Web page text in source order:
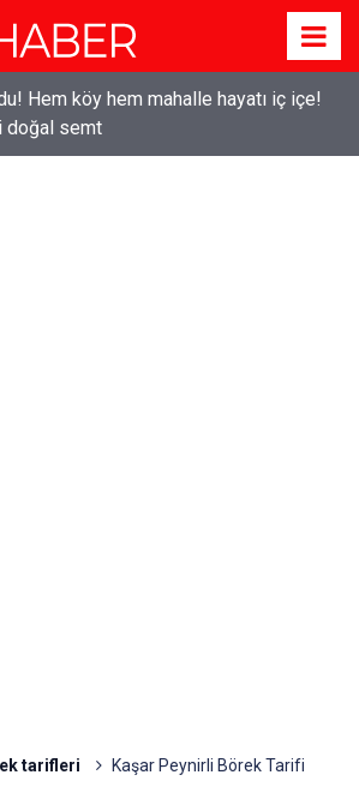
Hem köy hem mahalle hayatı iç içe!
doğal semt
tarifleri Kaşar Peynirli Börek Tarifi